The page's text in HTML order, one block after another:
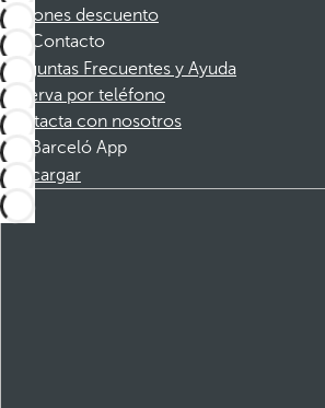
Cupones descuento
Contacto
Preguntas Frecuentes y Ayuda
Reserva por teléfono
Contacta con nosotros
Barceló App
Descargar